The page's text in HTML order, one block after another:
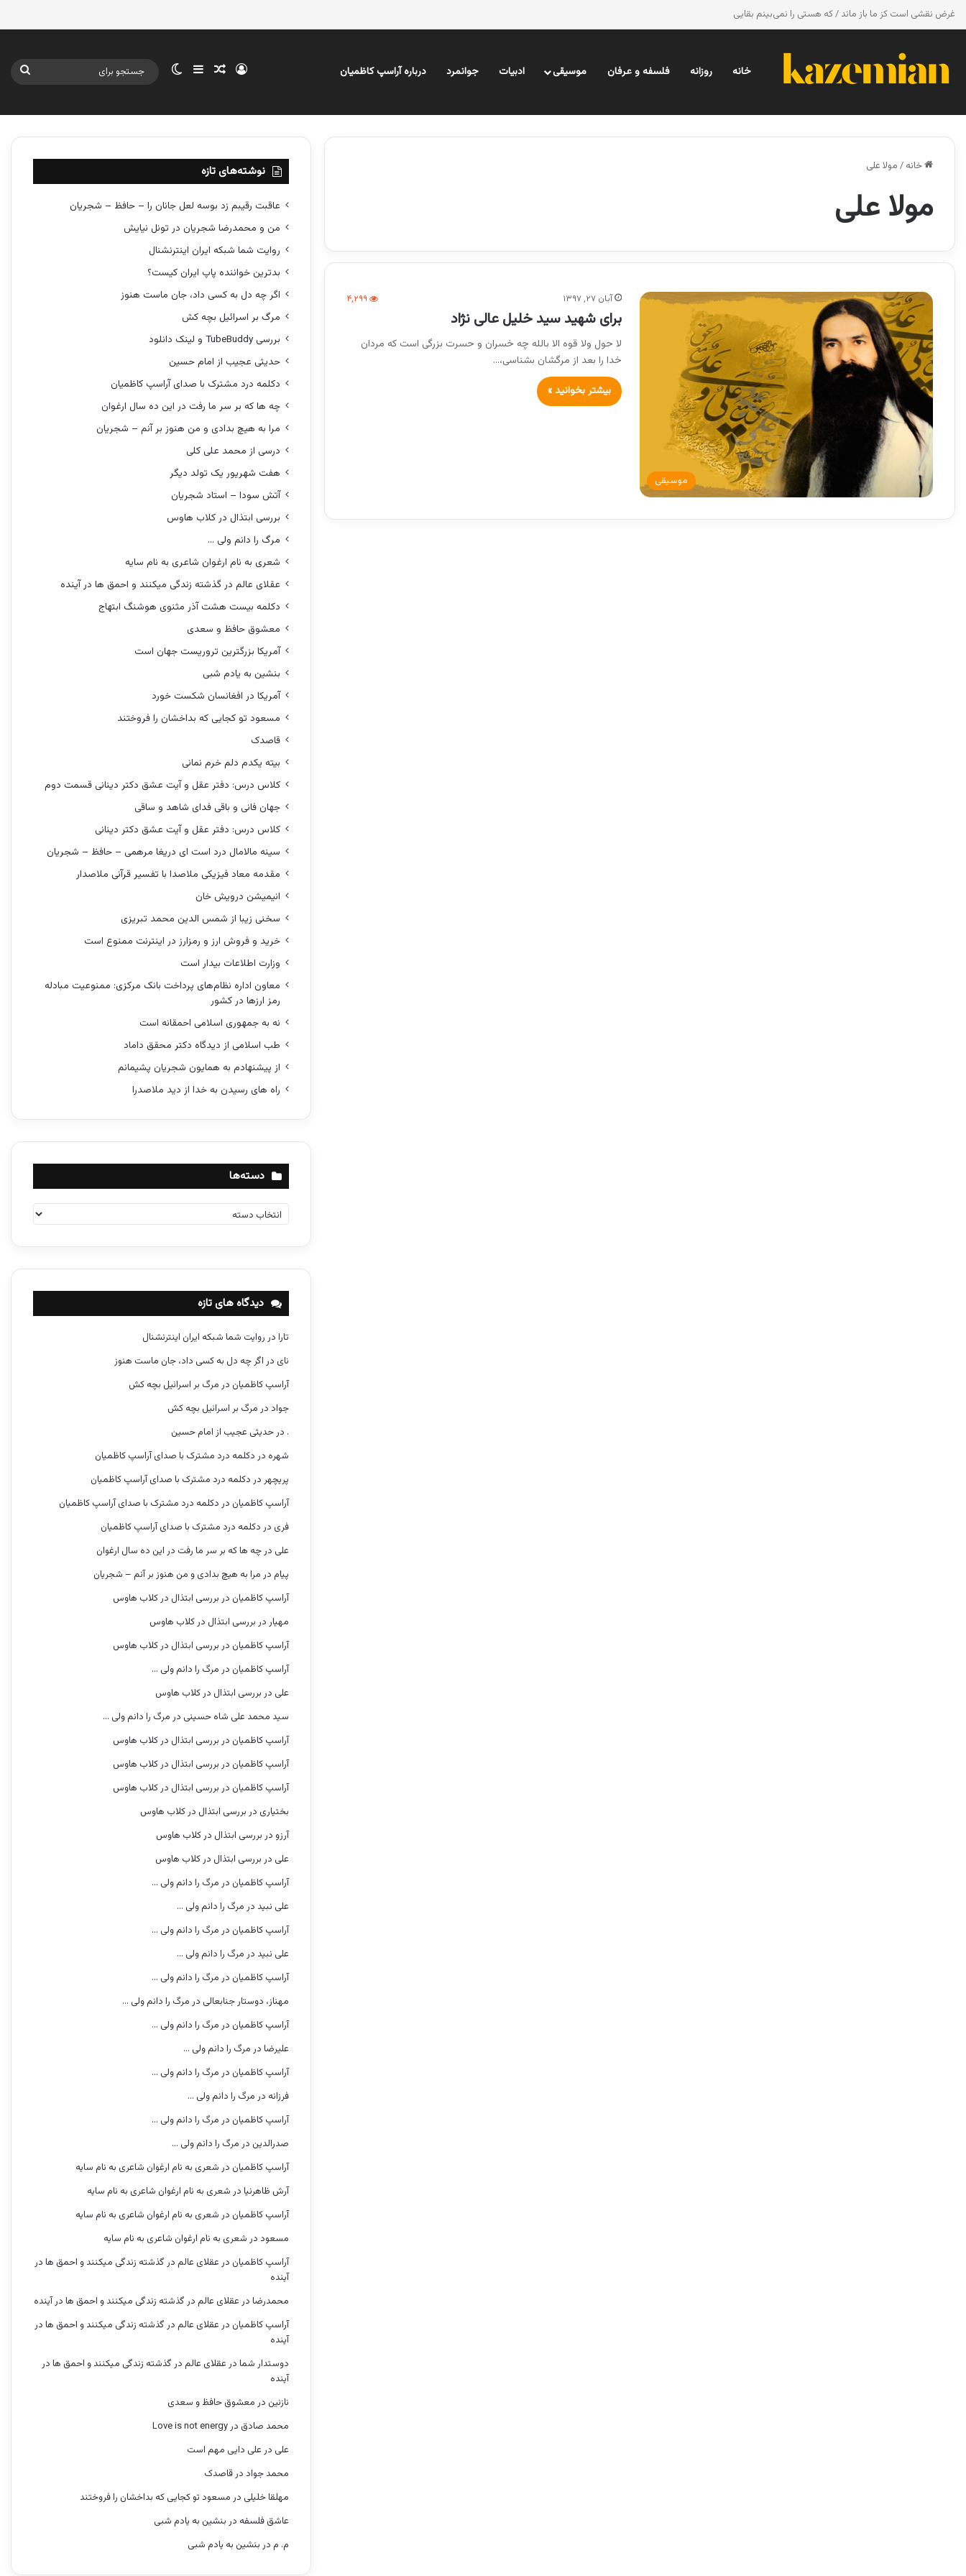
غرض نقشی است کز ما باز ماند / که هستی را نمی‌بینم بقایی
خانه روزانه فلسفه و عرفان موسیقی ادبیات جوانمرد درباره آراسپ کاظمیان ورود نوشته تصادفی
سایدبار تغییر پوسته
خانه / مولا علی
مولا علی
موسیقی
آبان ۲۷, ۱۳۹۷ ۴,۲۹۹
برای شهید سید خلیل عالی نژاد
لا حول ولا قوه الا بالله چه خسران و حسرت بزرگی است که مردان
خدا را بعد از مرگشان بشناسی،…
بیشتر بخوانید »
نوشته‌های تازه
عاقبت رقیبم زد بوسه لعل جانان را – حافظ – شجریان
من و محمدرضا شجریان در تونل نیایش
روایت شما شبکه ایران اینترنشنال
بدترین خواننده پاپ ایران کیست؟
اگر چه دل به کسی داد، جان ماست هنوز
مرگ بر اسرائیل بچه کش
بررسی TubeBuddy و لینک دانلود
حدیثی عجیب از امام حسین
دکلمه درد مشترک با صدای آراسپ کاظمیان
چه ها که بر سر ما رفت در این ده سال ارغوان
مرا به هیچ بدادی و من هنوز بر آنم – شجریان
درسی از محمد علی کلی
هفت شهریور یک تولد دیگر
آتش سودا – استاد شجریان
بررسی ابتذال در کلاب هاوس
مرگ را دانم ولی …
شعری به نام ارغوان شاعری به نام سایه
عقلای عالم در گذشته زندگی میکنند و احمق ها در آینده
دکلمه بیست هشت آذر مثنوی هوشنگ ابتهاج
معشوق حافظ و سعدی
آمریکا بزرگترین تروریست جهان است
بنشین به یادم شبی
آمریکا در افغانسان شکست خورد
مسعود تو کجایی که بداخشان را فروختند
قاصدک
بیته یکدم دلم خرم نمانی
کلاس درس: دفتر عقل و آیت عشق دکتر دینانی قسمت دوم
جهان فانی و باقی فدای شاهد و ساقی
کلاس درس: دفتر عقل و آیت عشق دکتر دینانی
سینه مالامال درد است ای دریغا مرهمی – حافظ – شجریان
مقدمه معاد فیزیکی ملاصدا با تفسیر قرآنی ملاصدار
انیمیشن درویش خان
سخنی زیبا از شمس الدین محمد تبریزی
خرید و فروش ارز و رمزارز در اینترنت ممنوع است
وزارت اطلاعات بیدار است
معاون اداره نظام‌های پرداخت بانک مرکزی: ممنوعیت مبادله
رمز ارزها در کشور
نه به جمهوری اسلامی احمقانه است
طب اسلامی از دیدگاه دکتر محقق داماد
از پیشنهادم به همایون شجریان پشیمانم
راه های رسیدن به خدا از دید ملاصدرا
دسته‌ها
س
ه
دیدگاه های تازه
تارا در روایت شما شبکه ایران اینترنشنال
نای در اگر چه دل به کسی داد، جان ماست هنوز
آراسپ کاظمیان در مرگ بر اسرائیل بچه کش
جواد در مرگ بر اسرائیل بچه کش
. درحدیثی عجیب از امام حسین
شهره در دکلمه درد مشترک با صدای آراسپ کاظمیان
پریچهر در دکلمه درد مشترک با صدای آراسپ کاظمیان
آراسپ کاظمیان در دکلمه درد مشترک با صدای آراسپ کاظمیان
فری در دکلمه درد مشترک با صدای آراسپ کاظمیان
علی درچه ها که بر سر ما رفت در این ده سال ارغوان
پیام در مرا به هیچ بدادی و من هنوز بر آنم – شجریان
آراسپ کاظمیان در بررسی ابتذال در کلاب هاوس
مهیار در بررسی ابتذال در کلاب هاوس
آراسپ کاظمیان در بررسی ابتذال در کلاب هاوس
آراسپ کاظمیان در مرگ را دانم ولی …
علی در بررسی ابتذال در کلاب هاوس
سید محمد علی شاه حسینی در مرگ را دانم ولی …
آراسپ کاظمیان در بررسی ابتذال در کلاب هاوس
آراسپ کاظمیان در بررسی ابتذال در کلاب هاوس
آراسپ کاظمیان در بررسی ابتذال در کلاب هاوس
بختیاری در بررسی ابتذال در کلاب هاوس
آرزو در بررسی ابتذال در کلاب هاوس
علی در بررسی ابتذال در کلاب هاوس
آراسپ کاظمیان در مرگ را دانم ولی …
علی نبید در مرگ را دانم ولی …
آراسپ کاظمیان در مرگ را دانم ولی …
علی نبید در مرگ را دانم ولی …
آراسپ کاظمیان در مرگ را دانم ولی …
مهناز، دوستار جنابعالی در مرگ را دانم ولی …
آراسپ کاظمیان در مرگ را دانم ولی …
علیرضا در مرگ را دانم ولی …
آراسپ کاظمیان در مرگ را دانم ولی …
فرزانه در مرگ را دانم ولی …
آراسپ کاظمیان در مرگ را دانم ولی …
صدرالدین در مرگ را دانم ولی …
آراسپ کاظمیان در شعری به نام ارغوان شاعری به نام سایه
آرش ظاهرنیا در شعری به نام ارغوان شاعری به نام سایه
آراسپ کاظمیان در شعری به نام ارغوان شاعری به نام سایه
مسعود در شعری به نام ارغوان شاعری به نام سایه
آراسپ کاظمیان در عقلای عالم در گذشته زندگی میکنند و احمق ها در
آینده
محمدرضا در عقلای عالم در گذشته زندگی میکنند و احمق ها در آینده
آراسپ کاظمیان در عقلای عالم در گذشته زندگی میکنند و احمق ها در
آینده
دوستدار شما در عقلای عالم در گذشته زندگی میکنند و احمق ها در
آینده
نازنین در معشوق حافظ و سعدی
محمد صادق درLove is not energy
علی در علی دایی مهم است
محمد جواد درقاصدک
مهلقا خلیلی در مسعود تو کجایی که بداخشان را فروختند
عاشق فلسفه در بنشین به یادم شبی
م. م در بنشین به یادم شبی